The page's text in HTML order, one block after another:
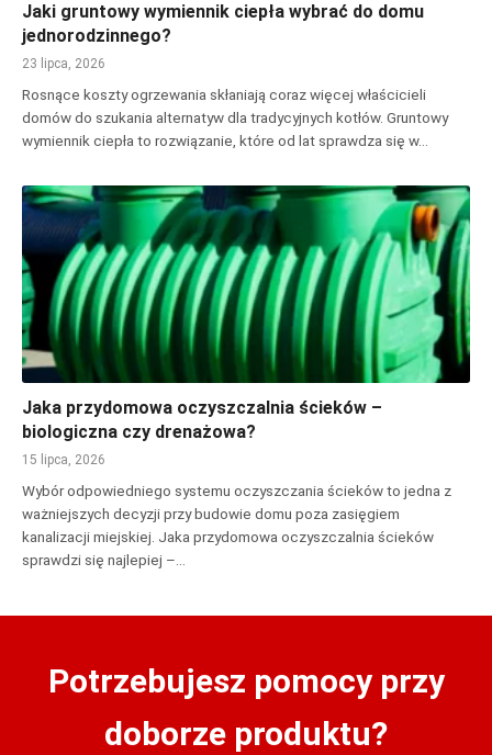
Jaki gruntowy wymiennik ciepła wybrać do domu
jednorodzinnego?
23 lipca, 2026
Rosnące koszty ogrzewania skłaniają coraz więcej właścicieli
domów do szukania alternatyw dla tradycyjnych kotłów. Gruntowy
wymiennik ciepła to rozwiązanie, które od lat sprawdza się w…
Jaka przydomowa oczyszczalnia ścieków –
biologiczna czy drenażowa?
15 lipca, 2026
Wybór odpowiedniego systemu oczyszczania ścieków to jedna z
ważniejszych decyzji przy budowie domu poza zasięgiem
kanalizacji miejskiej. Jaka przydomowa oczyszczalnia ścieków
sprawdzi się najlepiej –…
Potrzebujesz pomocy przy
doborze produktu?